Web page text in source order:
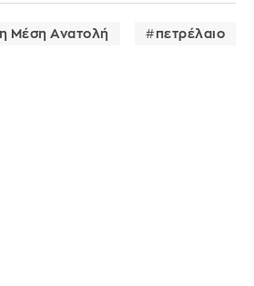
Μέση Ανατολή πετρέλαιο